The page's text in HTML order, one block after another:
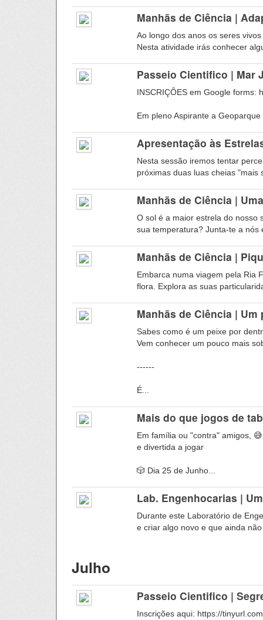
Manhãs de Ciência |
Ao longo dos anos os seres
Nesta atividade irás conhecer
Passeio Cientifico | Mar
INSCRIÇÔES em Google forms:
Em pleno Aspirante a
Apresentação às
Nesta sessão iremos tentar
próximas duas luas cheias
Manhãs de Ciência |
O sol é a maior estrela do nosso
sua temperatura? Junta-te a nós
Manhãs de Ciência |
Embarca numa viagem pela Ria
flora. Explora as suas
Manhãs de Ciência |
Sabes como é um peixe por
Vem conhecer um pouco mais
------
É...
Mais do que jogos de
Em família ou "contra" amigos,
e divertida a jogar
🎲 Dia 25 de Junho...
Lab. Engenhocarias |
Durante este Laboratório de
e criar algo novo e que ainda
Julho
Passeio Cientifico |
Inscrições aqui: https://